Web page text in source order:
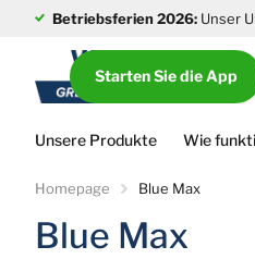
Betriebsferien 2026: Unser
Starten Sie die App
Unsere Produkte Wie
Homepage Blue Max
Blue Max